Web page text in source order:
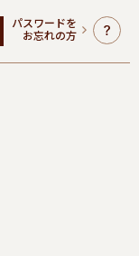
パスワードを
お忘れの方